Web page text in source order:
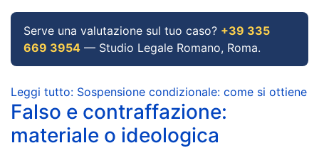
Serve una valutazione sul tuo caso? +39 335
669 3954 — Studio Legale Romano, Roma.
Leggi tutto: Sospensione condizionale: come si ottiene
Falso e contraffazione:
materiale o ideologica